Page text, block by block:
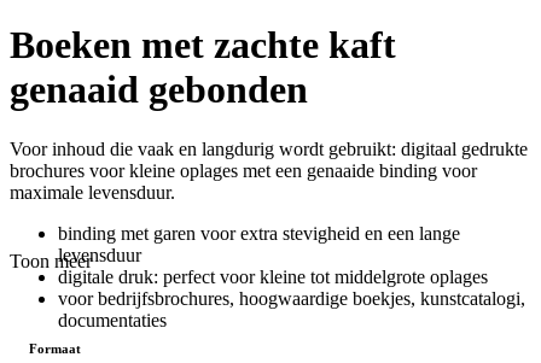
Boeken met zachte kaft
genaaid gebonden
Voor inhoud die vaak en langdurig wordt gebruikt: digitaal gedrukte
brochures voor kleine oplages met een genaaide binding voor
maximale levensduur.
binding met garen voor extra stevigheid en een lange
levensduur
digitale druk: perfect voor kleine tot middelgrote oplages
voor bedrijfsbrochures, hoogwaardige boekjes, kunstcatalogi,
documentaties
Toon meer
Formaat